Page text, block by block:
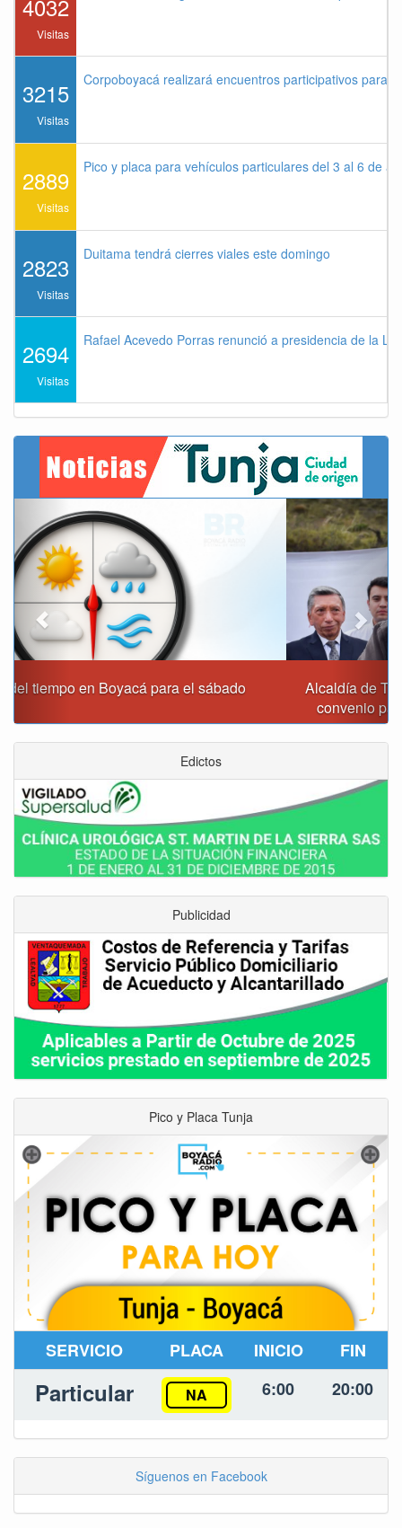
4032
Visitas
3215
Visitas
Corpoboyacá realizará encuentros participativos para
2889
Visitas
Pico y placa para vehículos particulares del 3 al 6 de
2823
Visitas
Duitama tendrá cierres viales este domingo
2694
Visitas
Rafael Acevedo Porras renunció a presidencia de la
Alcaldía de Tunja y Gobernación de Boyacá firmaron
convenio para el mantenimiento de vía Moniquirá
Previous Next
Edictos
Publicidad
Pico y Placa Tunja
SERVICIO PLACA INICIO FIN
Particular NA 6:00 20:00
Síguenos en Facebook